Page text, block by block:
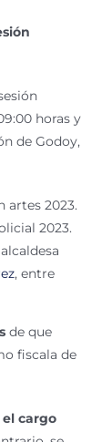
horas y
de Godoy,
artes 2023.
2023.
, entre
de que
fiscala de
cargo